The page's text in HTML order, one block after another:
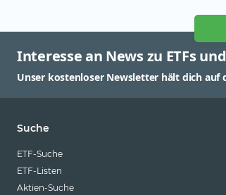
Interesse an News zu ETFs
Unser kostenloser Newsletter hält dich auf
Suche
ETF-Suche
ETF-Listen
Aktien-Suche